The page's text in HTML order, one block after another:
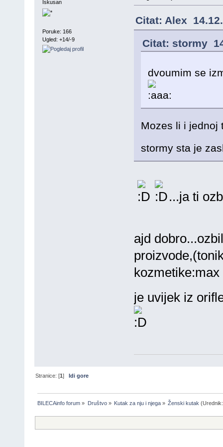
Iskusan
Poruke: 166
Ugled: +14/-9
Citat: Alex
Citat: stormy
dvoumim se
Mozes li i jednoj
stormy sta je
...ja ti
ajd
je uvijek iz
Stranice: [1] Idi gore
BILECAinfo forum » Društvo» Kutak za nju i njega» Ženski kutak